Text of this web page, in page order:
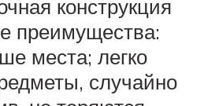
конструкция
преимущества:
места; легко
случайно